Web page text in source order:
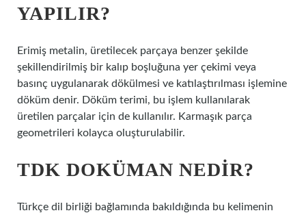
YAPILIR?
Erimiş metalin, üretilecek parçaya benzer şekilde
şekillendirilmiş bir kalıp boşluğuna yer çekimi veya
basınç uygulanarak dökülmesi ve katılaştırılması işlemine
döküm denir. Döküm terimi, bu işlem kullanılarak
üretilen parçalar için de kullanılır. Karmaşık parça
geometrileri kolayca oluşturulabilir.
TDK DOKÜMAN NEDIR?
Türkçe dil birliği bağlamında bakıldığında bu kelimenin